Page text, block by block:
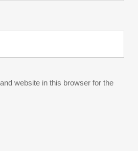
website in this browser for the